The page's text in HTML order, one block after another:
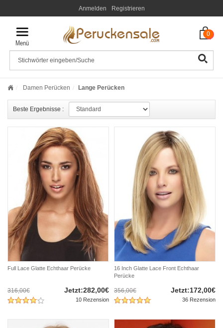
Anmelden Registrieren
0
Damen Perücken Lange Perücken
Beste Ergebnisse :
Full Lace Glatte Echthaar Perücke
316,00€ Jetzt:282,00€
10 Rezension
16 Inch Glatte Lace Front Echthaar
Perücke
356,00€ Jetzt:172,00€
36 Rezension